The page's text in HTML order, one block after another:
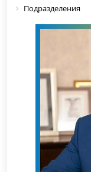
Подразделения